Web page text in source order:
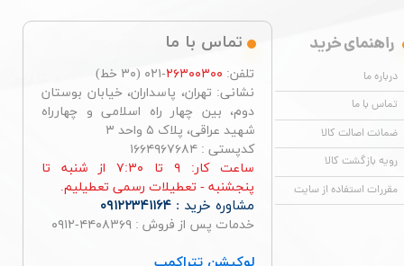
راهنمای خرید
درباره ما
تماس با ما
ضمانت اصالت کالا
رویه بازگشت کالا
مقررات استفاده از سایت
تماس با ما
تلفن: ۲۶۳۰۰۳۰۰-۰۲۱ (۳۰ خط)
نشانی: تهران، پاسداران، خیابان بوستان
دوم، بین چهار راه اسلامی و چهارراه
شهید عراقی، پلاک ۵ واحد ۳
کدپستی : ۱۶۶۴۹۶۷۶۸۴
ساعت کار: ۹ تا ۷:۳۰ از شنبه تا
پنجشنبه - تعطیلات رسمی تعطیلیم.
مشاوره خرید : ۰۹۱۲۲۳۴۱۱۶۴
خدمات پس از فروش : ۴۴۰۸۳۶۹-۰۹۱۲